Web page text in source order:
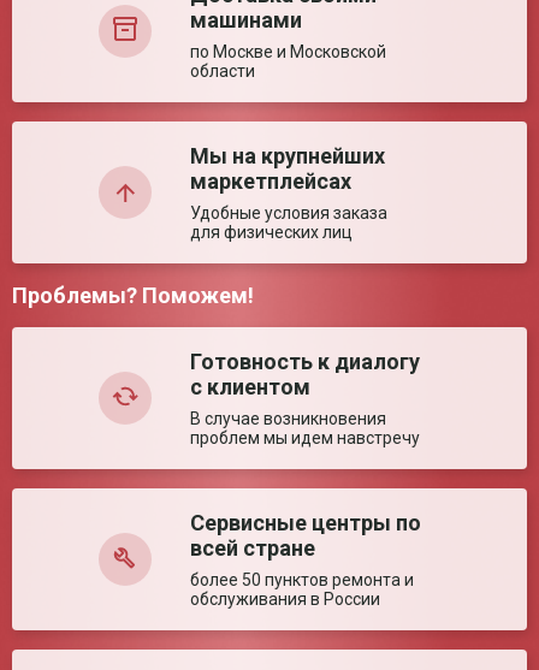
Размер (± 5%)
1950*850*80 мм
Грузоподъемность
22 кг/м³
Регистрационное удостоверение РЗН
Недостатки:
Оставить отзыв
машинами
по Москве и Московской
области
Мы на крупнейших
маркетплейсах
Удобные условия заказа
для физических лиц
Проблемы? Поможем!
Готовность к диалогу
с клиентом
В случае возникновения
проблем мы идем навстречу
Сервисные центры по
всей стране
более 50 пунктов ремонта и
обслуживания в России